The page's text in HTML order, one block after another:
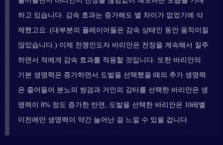
하고 있습니다. 감속 효과는 증가해도 별 차이가 없었기에 삭
제했고요. (대부분의 플레이어들은 감속 상태인 동안 움직이질
않았습니다.) 이제 전쟁인도자 바리안은 전장을 계속해서 질주
하면서 적에게 감속 효과를 적용할 것입니다. 또한 바리안의
기본 생명력은 증가하면서 도발을 선택했을 때의 추가 생명력
은 줄어들어 분노의 쌍검과 거인의 강타를 선택한 바리안은 생
명력이 8% 정도 증가한 반면, 도발을 선택한 바리안은 10레벨
이전에만 생명력이 약간 늘어난 걸 느낄 수 있을 겁니다.